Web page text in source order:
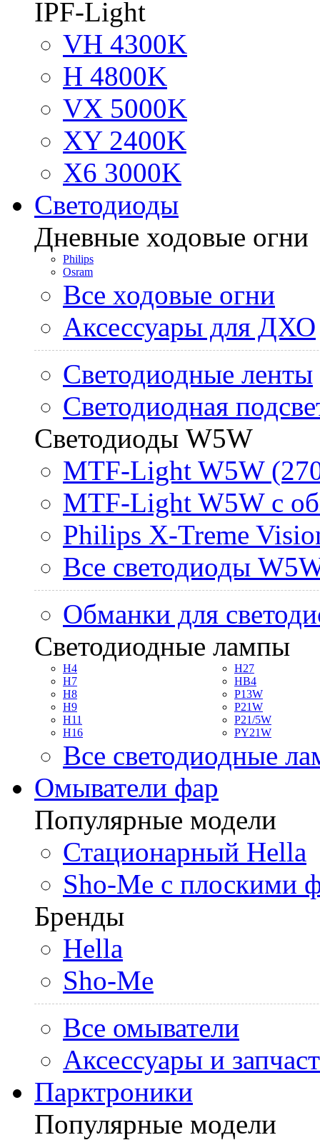
IPF-Light
VH 4300K
H 4800K
VX 5000K
XY 2400K
X6 3000K
Светодиоды
Дневные ходовые огни
Philips
Osram
Все ходовые огни
Аксессуары для ДХО
Светодиодные ленты
Светодиодная
Светодиоды W5W
MTF-Light W5W
MTF-Light W5W с
Philips X-Treme
Все светодиоды
Обманки для
Светодиодные лампы
H4
H7
H8
H9
H11
H16
H27
HB4
P13W
P21W
P21/5W
PY21W
Все светодиодные
Омыватели фар
Популярные модели
Стационарный Hella
Sho-Me с плоскими
Бренды
Hella
Sho-Me
Все омыватели
Аксессуары и
Парктроники
Популярные модели